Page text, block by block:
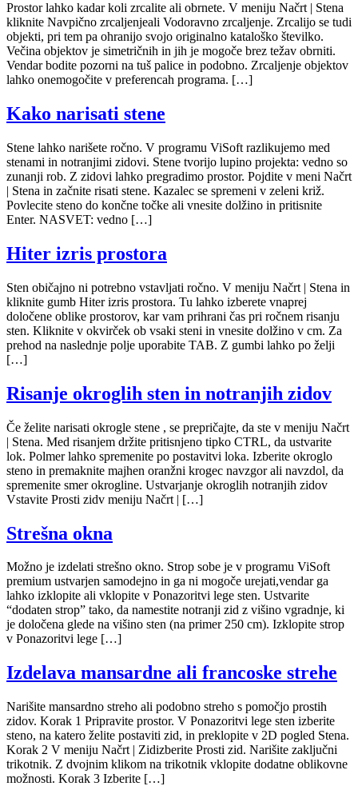
Prostor lahko kadar koli zrcalite ali obrnete. V meniju Načrt | Stena
kliknite Navpično zrcaljenjeali Vodoravno zrcaljenje. Zrcalijo se tudi
objekti, pri tem pa ohranijo svojo originalno kataloško številko.
Večina objektov je simetričnih in jih je mogoče brez težav obrniti.
Vendar bodite pozorni na tuš palice in podobno. Zrcaljenje objektov
lahko onemogočite v preferencah programa. […]
Kako narisati stene
Stene lahko narišete ročno. V programu ViSoft razlikujemo med
stenami in notranjimi zidovi. Stene tvorijo lupino projekta: vedno so
zunanji rob. Z zidovi lahko pregradimo prostor. Pojdite v meni Načrt
| Stena in začnite risati stene. Kazalec se spremeni v zeleni križ.
Povlecite steno do končne točke ali vnesite dolžino in pritisnite
Enter. NASVET: vedno […]
Hiter izris prostora
Sten običajno ni potrebno vstavljati ročno. V meniju Načrt | Stena in
kliknite gumb Hiter izris prostora. Tu lahko izberete vnaprej
določene oblike prostorov, kar vam prihrani čas pri ročnem risanju
sten. Kliknite v okvirček ob vsaki steni in vnesite dolžino v cm. Za
prehod na naslednje polje uporabite TAB. Z gumbi lahko po želji
[…]
Risanje okroglih sten in notranjih zidov
Če želite narisati okrogle stene , se prepričajte, da ste v meniju Načrt
| Stena. Med risanjem držite pritisnjeno tipko CTRL, da ustvarite
lok. Polmer lahko spremenite po postavitvi loka. Izberite okroglo
steno in premaknite majhen oranžni krogec navzgor ali navzdol, da
spremenite smer okrogline. Ustvarjanje okroglih notranjih zidov
Vstavite Prosti zidv meniju Načrt | […]
Strešna okna
Možno je izdelati strešno okno. Strop sobe je v programu ViSoft
premium ustvarjen samodejno in ga ni mogoče urejati,vendar ga
lahko izklopite ali vklopite v Ponazoritvi lege sten. Ustvarite
“dodaten strop” tako, da namestite notranji zid z višino vgradnje, ki
je določena glede na višino sten (na primer 250 cm). Izklopite strop
v Ponazoritvi lege […]
Izdelava mansardne ali francoske strehe
Narišite mansardno streho ali podobno streho s pomočjo prostih
zidov. Korak 1 Pripravite prostor. V Ponazoritvi lege sten izberite
steno, na katero želite postaviti zid, in preklopite v 2D pogled Stena.
Korak 2 V meniju Načrt | Zidizberite Prosti zid. Narišite zaključni
trikotnik. Z dvojnim klikom na trikotnik vklopite dodatne oblikovne
možnosti. Korak 3 Izberite […]